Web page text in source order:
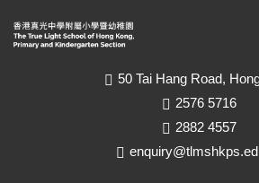
50 Tai Hang Road,
2576 5716
2882 4557